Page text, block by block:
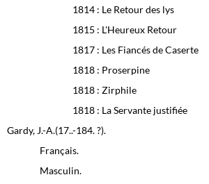
1814 : Le Retour des lys
1815 : L'Heureux Retour
1817 : Les Fiancés de Caserte
1818 : Proserpine
1818 : Zirphile
1818 : La Servante justifiée
Gardy, J.-A.(17..-184. ?).
Français.
Masculin.